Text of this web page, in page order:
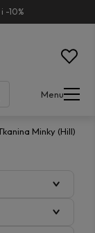
-10%
Menu
Minky (Hill)